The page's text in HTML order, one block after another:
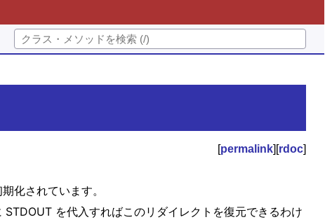
[permalink][rdoc]
化されています。
を代入すればこのリダイレクトを復元できるわけ